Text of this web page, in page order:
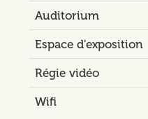
Auditorium
Espace d'exposition
Régie vidéo
Wifi